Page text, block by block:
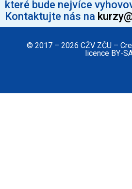
které bude nejvíce
Kontaktujte nás na
© 2017 – 2026 CŽV ZČU –
licence BY-